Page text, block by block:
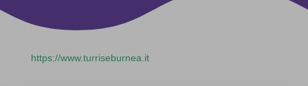
https://www.turriseburnea.it